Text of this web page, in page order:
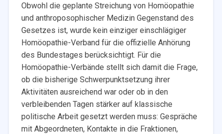
Obwohl die geplante Streichung von Homöopathie
und anthroposophischer Medizin Gegenstand des
Gesetzes ist, wurde kein einziger einschlägiger
Homöopathie-Verband für die offizielle Anhörung
des Bundestages berücksichtigt. Für die
Homöopathie-Verbände stellt sich damit die Frage,
ob die bisherige Schwerpunktsetzung ihrer
Aktivitäten ausreichend war oder ob in den
verbleibenden Tagen stärker auf klassische
politische Arbeit gesetzt werden muss: Gespräche
mit Abgeordneten, Kontakte in die Fraktionen,